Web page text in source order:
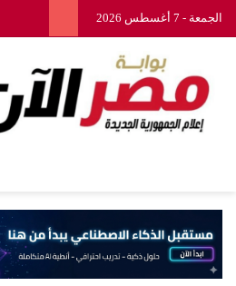
الجمعة - 7 أغسطس 2026